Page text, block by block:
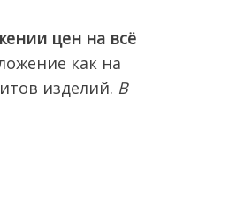
цен на всё
как на
изделий. В